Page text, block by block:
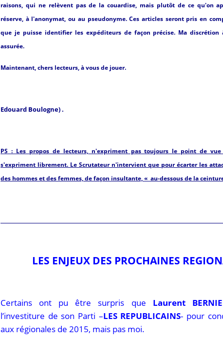
raisons, qui ne relèvent pas de la couardise, mais plutôt de ce qu'on
réserve, à l'anonymat, ou au pseudonyme. Ces articles seront pris en
que je puisse identifier les expéditeurs de façon précise. Ma
assurée.
Maintenant, chers lecteurs, à vous de jouer.
Edouard Boulogne) .
PS : Les propos de lecteurs, n'expriment pas toujours le point de
s'expriment librement. Le Scrutateur n'intervient que pour écarter les
des hommes et des femmes, de façon insultante, « au-dessous de la
LES ENJEUX DES PROCHAINES
Certains ont pu être surpris que Laurent
l’investiture de son Parti –LES REPUBLICAINS- pour
aux régionales de 2015, mais pas moi.